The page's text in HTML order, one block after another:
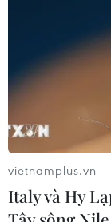
HLV Nhật
mạnh hơn
Huấn luyện
tuyển Việt Nam
Đình, sau 3 năm
vietnamplus.vn
Italy và Hy